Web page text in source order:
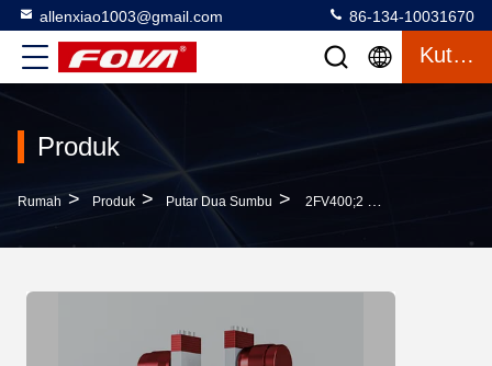
allenxiao1003@gmail.com 86-134-10031670
Kutipan
Produk
Rumah > Produk > Putar Dua Sumbu > 2FV400;2 Dual Axis Turntable 50kg Kapasitas,Turntable Dual-Axis Dapat Melakukan Simulasi Gerak, Servo, Getaran Sudut, Dan Pengujian Gerak Dinamis Simulasi Dalam Dua Arah Rotasi Di Ruang Angkasa.